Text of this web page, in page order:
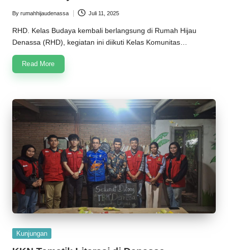
n
a
s
s
a
2
0
2
5
Posted
by
By rumahhijaudenassa Juli 11, 2025
RHD. Kelas Budaya kembali berlangsung di Rumah Hijau
Denassa (RHD), kegiatan ini diikuti Kelas Komunitas…
Read More
Posted
Kunjungan